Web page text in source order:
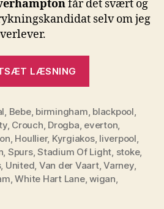
får det svært og
selv om jeg
LÆSNING
runde
7”
, Bebe, birmingham, blackpool,
, Crouch, Drogba, everton,
, Houllier, Kyrgiakos, liverpool,
, Spurs,Stadium Of Light, stoke,
, United, Van der Vaart,Varney,
,White Hart Lane,wigan,